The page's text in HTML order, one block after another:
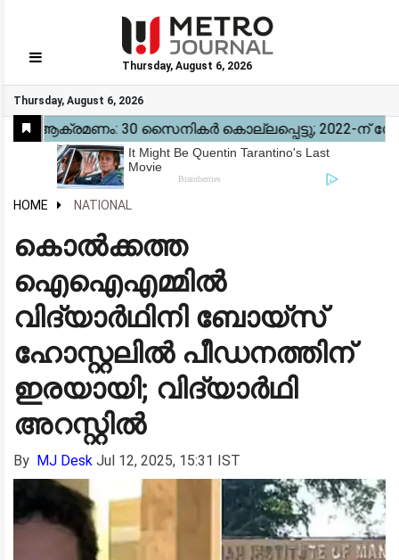
Thursday, August 6, 2026
Thursday, August 6, 2026
GO
Home
Kerala
National
Gulf
World
Sports
Movies
Health
Automobile
Travel
Education
Novel
Business
Technology
Webstory
HOME NATIONAL
കൊൽക്കത്ത
ഐഐഎമ്മിൽ
വിദ്യാർഥിനി ബോയ്‌സ്
ഹോസ്റ്റലിൽ പീഡനത്തിന്
ഇരയായി; വിദ്യാർഥി
അറസ്റ്റിൽ
By MJ Desk Jul 12, 2025, 15:31 IST